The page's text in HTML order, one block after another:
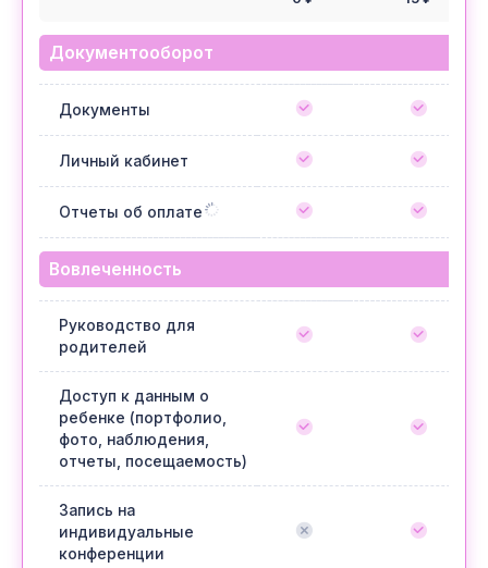
Документооборот
Документы
Личный кабинет
Отчеты об оплате
Вовлеченность
Руководство для
родителей
Доступ к данным о
ребенке (портфолио,
фото, наблюдения,
отчеты, посещаемость)
Запись на
индивидуальные
конференции